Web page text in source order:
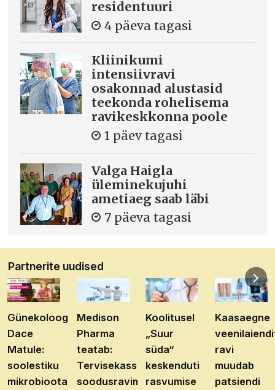
residentuuri
4 päeva tagasi
Kliinikumi
intensiivravi
osakonnad alustasid
teekonda rohelisema
ravikeskkonna poole
1 päev tagasi
Valga Haigla
üleminekujuhi
ametiaeg saab läbi
7 päeva tagasi
Partnerite uudised
Günekoloog
Dace
Matule:
soolestiku
mikrobioota
Medison
Pharma
teatab:
Tervisekassa
soodusravimite
Koolitusel
„Suur
süda“
keskenduti
rasvumise
Kaasaegne
ravi
muudab
patsiendi